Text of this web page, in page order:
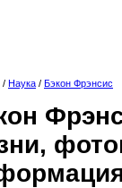
/ Наука / Бэкон Фрэнсис